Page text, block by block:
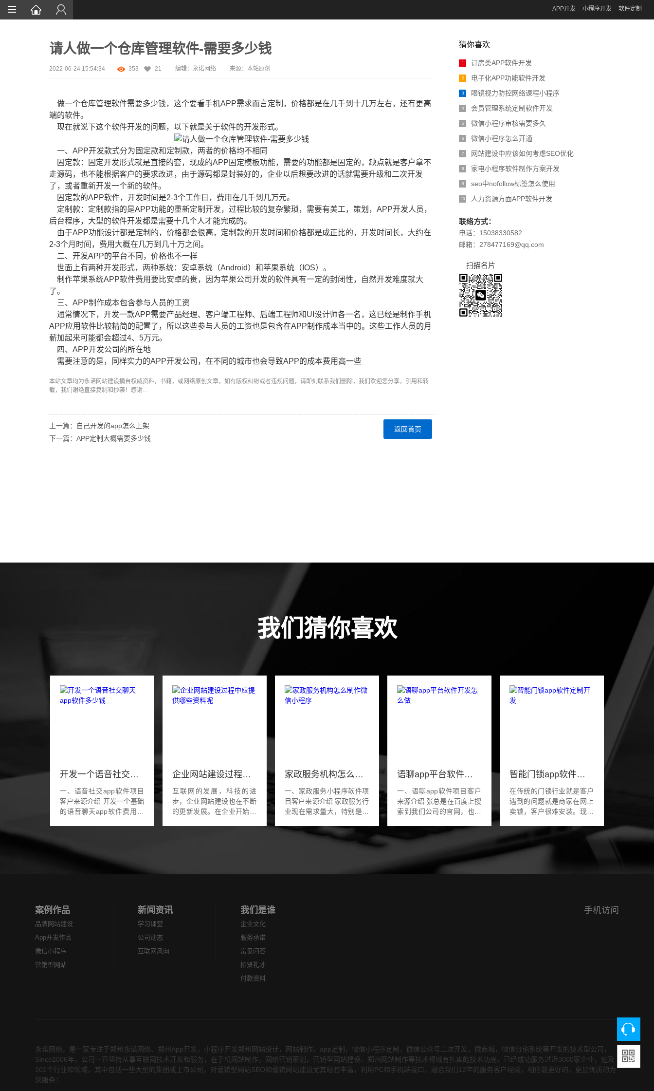
APP开发 小程序开发 软件定制
请人做一个仓库管理软件-需要多少钱
2022-06-24 15:54:34 353 21 编辑：永诺网络 来源： 本站原创
做一个仓库管理软件需要多少钱，这个要看手机APP需求而言定制，价格都是在几千到十几万左右，还有更高
端的软件。
现在就说下这个软件开发的问题，以下就是关于软件的开发形式。
一、APP开发款式分为固定款和定制款，两者的价格均不相同
固定款：固定开发形式就是直接的套，现成的APP固定模板功能，需要的功能都是固定的，缺点就是客户拿不
走源码，也不能根据客户的要求改进，由于源码都是封装好的，企业以后想要改进的话就需要升级和二次开发
了，或者重新开发一个新的软件。
固定款的APP软件，开发时间是2-3个工作日，费用在几千到几万元。
定制款：定制款指的是APP功能的重新定制开发，过程比较的复杂繁琐，需要有美工，策划，APP开发人员，
后台程序，大型的软件开发都是需要十几个人才能完成的。
由于APP功能设计都是定制的，价格都会很高，定制款的开发时间和价格都是成正比的，开发时间长，大约在
2-3个月时间，费用大概在几万到几十万之间。
二、开发APP的平台不同，价格也不一样
世面上有两种开发形式，两种系统：安卓系统（Android）和苹果系统（IOS）。
制作苹果系统APP软件费用要比安卓的贵，因为苹果公司开发的软件具有一定的封闭性，自然开发难度就大
了。
三、APP制作成本包含参与人员的工资
通常情况下，开发一款APP需要产品经理、客户端工程师、后端工程师和UI设计师各一名，这已经是制作手机
APP应用软件比较精简的配置了，所以这些参与人员的工资也是包含在APP制作成本当中的。这些工作人员的月
薪加起来可能都会超过4、5万元。
四、APP开发公司的所在地
需要注意的是，同样实力的APP开发公司，在不同的城市也会导致APP的成本费用高一些
本站文章均为永诺网站建设摘自权威资料，书籍，或网络原创文章，如有版权纠纷或者违规问题，请即刻联系我们删除，我们欢迎您分享，引用和转
载，我们谢绝直接复制和抄袭！感谢...
返回首页
上一篇：自己开发的app怎么上架
下一篇：APP定制大概需要多少钱
猜你喜欢
1 订房类APP软件开发
2 电子化APP功能软件开发
3 眼镜视力防控网络课程小程序
4 会员管理系统定制软件开发
5 微信小程序审核需要多久
6 微信小程序怎么开通
7 网站建设中应该如何考虑SEO优化
8 家电小程序软件制作方案开发
9 seo中nofollow标签怎么使用
10 人力资源方面APP软件开发
联络方式：
电话：15038330582
邮箱：278477169@qq.com
扫描名片
我们猜你喜欢
开发一个语音社交聊天app软件多少钱
一、语音社交app软件项目
客户来源介绍 开发一个基础
的语音聊天app软件费用大
些附加的文字，...
企业网站建设过程中应提供哪些资料呢
互联网的发展，科技的进
步，企业网站建设也在不断
的更新发展。在企业开始建
家政服务机构怎么制作微信小程序
一、家政服务小程序软件项
目客户来源介绍 家政服务行
业现在需求量大，特别是大
都家庭也需要用到家政服务
业务。利用家政小程序以及
语聊app平台软件开发怎么做
一、语聊app软件项目客户
来源介绍 张总是在百度上搜
索到我们公司的官网，也是
想做语聊app软件。因为老
板有自己独特的想法和运营
智能门锁app软件定制开发
在传统的门锁行业就是客户
遇到的问题就是商家在网上
卖锁，客户很难安装。现在
与您见面。智能门锁APP推
出后使传统的行业门锁在线
开启了新的发展时...
案例作品
品牌网站建设
App开发作品
微信小程序
营销型网站
新闻资讯
学习课堂
公司动态
互联网风向
我们是谁
企业文化
服务承诺
常见问答
招贤礼才
付款资料
手机访问
永诺网络，是一家专注于郑州永诺网络、 郑州App开发 ，小程序开发郑州网站设计，网站制作，app定制，微信小程序定制，微信公众号二次开发，微商城，微信分销系统等开发的技术型公司，
Since2006年，公司一直坚持从事互联网技术开发和服务，在手机网站制作，网络营销策划，营销型网站建设、郑州网站制作等技术领域有扎实的技术功底，已经成功服务过近3000家企业，遍及
101个行业和领域，其中包括一些大型的集团或上市公司，对营销型网站SEO和营销网站建设尤其经验丰富，利用PC和手机端接口，融合我们12年的服务客户经验，相信能更好的，更加优质的为
您服务！